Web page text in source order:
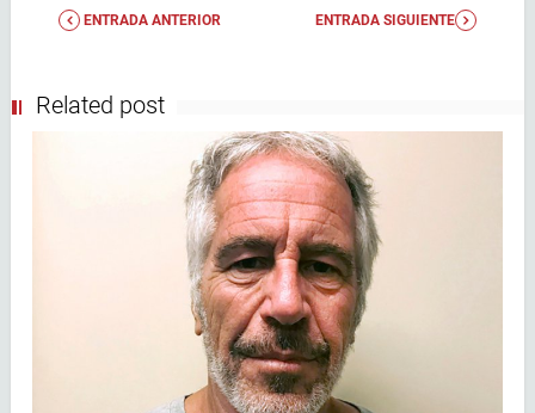
ENTRADA ANTERIOR ENTRADA SIGUIENTE
Related post